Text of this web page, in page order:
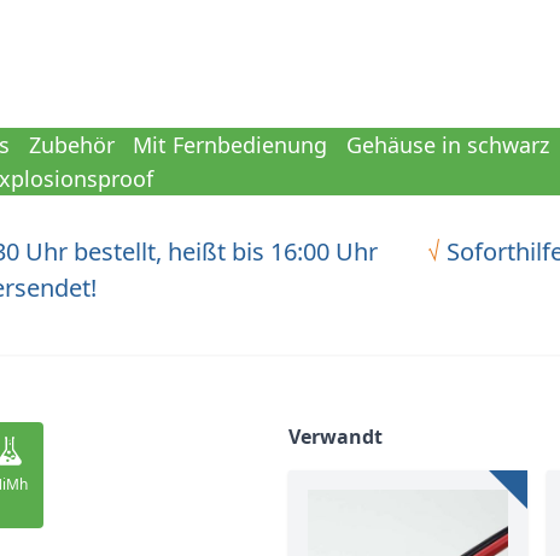
Uhr bestellt, heißt bis 16:00 Uhr
√
Zubehör Mit Fernbedienung Gehäuse in schwarz
Verwandt